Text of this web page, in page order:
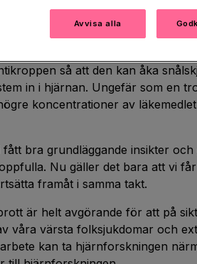
”bara” få det att fungera bättre.
utmaningen är att hjärnan
molekyler, som antikroppar, från
så att den kan åka
in i hjärnan. Ungefär som en
koncentrationer av
bra grundläggande insikter
Nu gäller det bara att vi
framåt i samma takt.
är helt avgörande för att på
våra värsta folksjukdomar och
kan ta hjärnforskningen
Avvisa alla